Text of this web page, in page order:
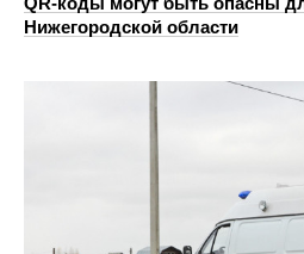
Нижегородской области